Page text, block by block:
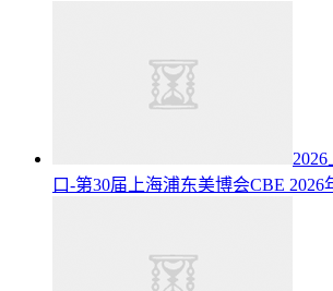
口-第30届上海浦东美博会CBE 2026